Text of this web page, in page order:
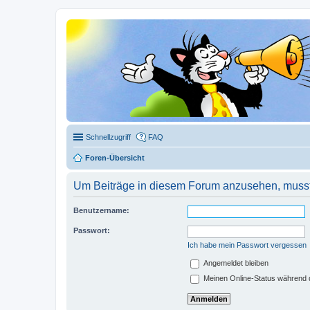
Schnellzugriff FAQ
Foren-Übersicht
Um Beiträge in diesem Forum anzusehen,
Benutzername:
Passwort:
Ich habe mein Passwort vergessen
Angemeldet bleiben
Meinen Online-Status